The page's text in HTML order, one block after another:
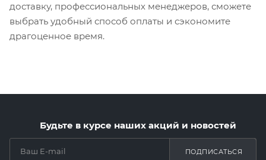
доставку, профессиональных менеджеров, сможете
выбрать удобный способ оплаты и сэкономите
драгоценное время.
Будьте в курсе наших акций и новостей
ПОДПИСАТЬСЯ